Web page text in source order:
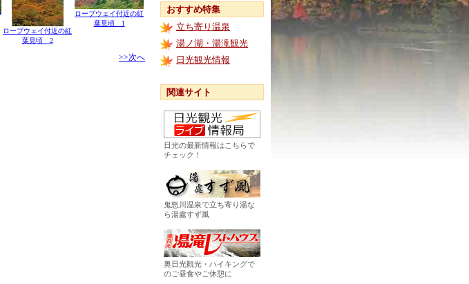
ロープウェイ付近の紅
葉見頃 2
ロープウェイ付近の紅
葉見頃 1
>>次へ
おすすめ特集
立ち寄り温泉
湯ノ湖・湯滝観光
日光観光情報
関連サイト
日光の最新情報はこちらで
チェック！
鬼怒川温泉で立ち寄り湯な
ら湯處すず風
奥日光観光・ハイキングで
のご昼食やご休憩に